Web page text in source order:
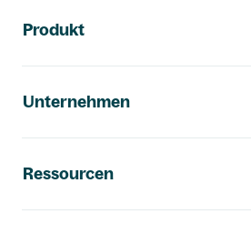
Produkt
Unternehmen
Ressourcen